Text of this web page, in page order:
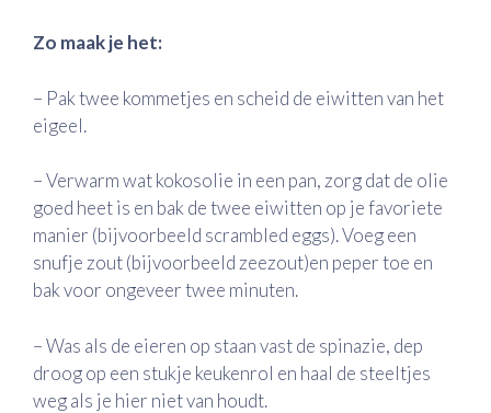
Zo maak je het:
– Pak twee kommetjes en scheid de eiwitten van het
eigeel.
– Verwarm wat kokosolie in een pan, zorg dat de olie
goed heet is en bak de twee eiwitten op je favoriete
manier (bijvoorbeeld scrambled eggs). Voeg een
snufje zout (bijvoorbeeld zeezout)en peper toe en
bak voor ongeveer twee minuten.
– Was als de eieren op staan vast de spinazie, dep
droog op een stukje keukenrol en haal de steeltjes
weg als je hier niet van houdt.